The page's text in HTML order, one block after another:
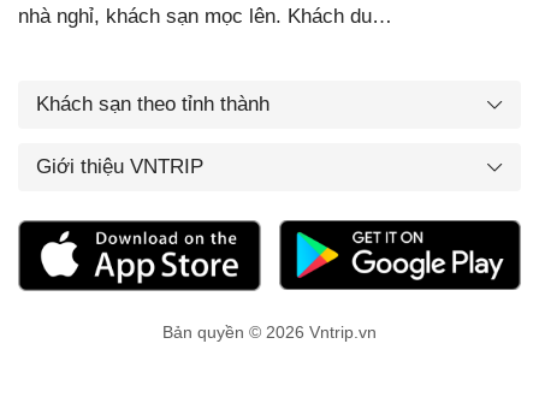
nhà nghỉ, khách sạn mọc lên. Khách du…
Khách sạn theo tỉnh thành
Giới thiệu VNTRIP
Bản quyền © 2026 Vntrip.vn